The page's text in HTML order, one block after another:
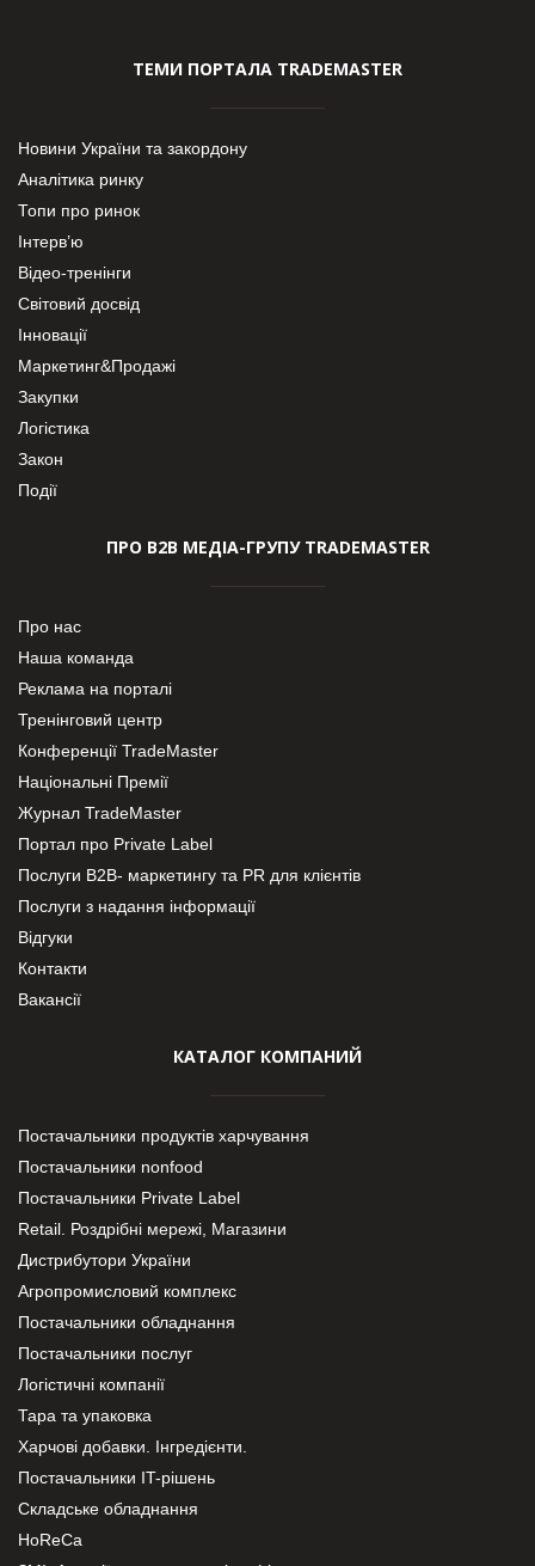
ТЕМИ ПОРТАЛА TRADEMASTER
Новини України та закордону
Аналітика ринку
Топи про ринок
Інтерв’ю
Відео-тренінги
Світовий досвід
Інновації
Маркетинг&Продажі
Закупки
Логістика
Закон
Події
ПРО В2В МЕДІА-ГРУПУ TRADEMASTER
Про нас
Наша команда
Реклама на порталі
Тренінговий центр
Конференції TradeMaster
Національні Премії
Журнал TradeMaster
Портал про Private Label
Послуги В2В- маркетингу та PR для клієнтів
Послуги з надання інформації
Відгуки
Контакти
Вакансії
КАТАЛОГ КОМПАНИЙ
Постачальники продуктів харчування
Постачальники nonfood
Постачальники Private Label
Retail. Роздрібні мережі, Магазини
Дистрибутори України
Агропромисловий комплекс
Постачальники обладнання
Постачальники послуг
Логістичні компанії
Тара та упаковка
Харчові добавки. Інгредієнти.
Постачальники IT-рішень
Складське обладнання
HoReCa